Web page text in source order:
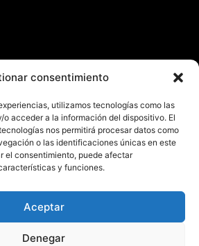
consentimiento
utilizamos tecnologías como las
acceder a la información del dispositivo. El
nos permitirá procesar datos como
o las identificaciones únicas en este
el consentimiento, puede afectar
y funciones.
Aceptar
Denegar
27